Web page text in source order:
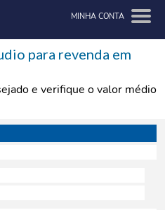
MINHA CONTA
para revenda em
e verifique o valor médio